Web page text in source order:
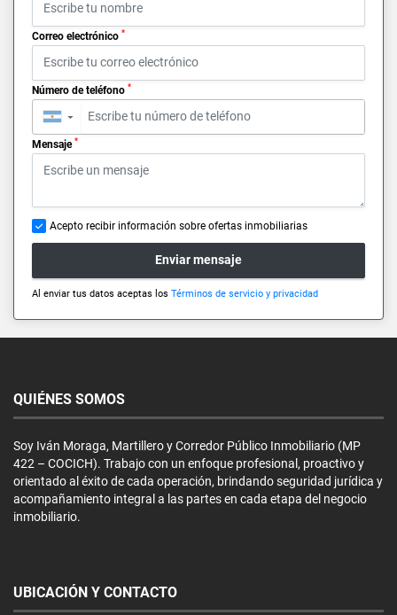
Correo electrónico *
Número de teléfono *
▼
Mensaje *
Acepto recibir información sobre ofertas inmobiliarias
Enviar mensaje
Al enviar tus datos aceptas los Términos de servicio y privacidad
QUIÉNES SOMOS
Soy Iván Moraga, Martillero y Corredor Público Inmobiliario (MP
422 – COCICH). Trabajo con un enfoque profesional, proactivo y
orientado al éxito de cada operación, brindando seguridad jurídica y
acompañamiento integral a las partes en cada etapa del negocio
inmobiliario.
UBICACIÓN Y CONTACTO